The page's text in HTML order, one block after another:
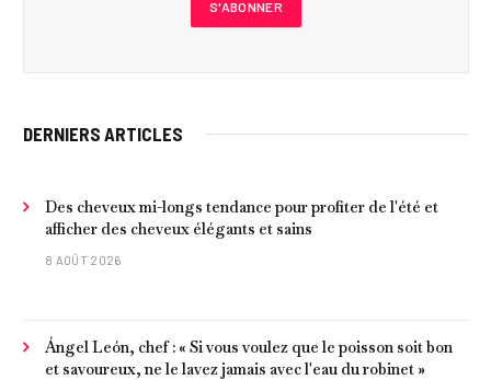
DERNIERS ARTICLES
Des cheveux mi-longs tendance pour profiter de l'été et
afficher des cheveux élégants et sains
8 AOÛT 2026
Ángel León, chef : « Si vous voulez que le poisson soit bon
et savoureux, ne le lavez jamais avec l'eau du robinet »